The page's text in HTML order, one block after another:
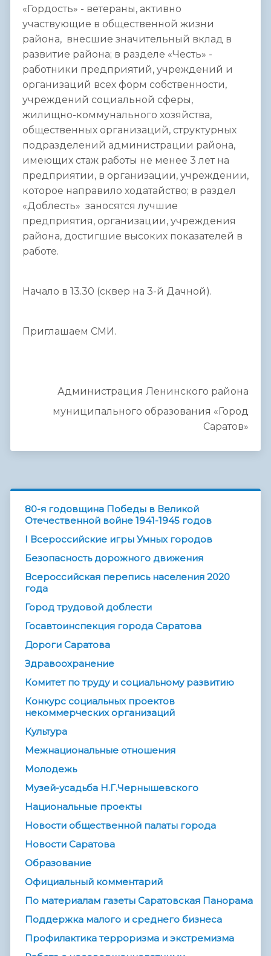
«Гордость» - ветераны, активно
участвующие в общественной жизни
района, внесшие значительный вклад в
развитие района; в разделе «Честь» -
работники предприятий, учреждений и
организаций всех форм собственности,
учреждений социальной сферы,
жилищно-коммунального хозяйства,
общественных организаций, структурных
подразделений администрации района,
имеющих стаж работы не менее 3 лет на
предприятии, в организации, учреждении,
которое направило ходатайство; в раздел
«Доблесть» заносятся лучшие
предприятия, организации, учреждения
района, достигшие высоких показателей в
работе.
Начало в 13.30 (сквер на 3-й Дачной).
Приглашаем СМИ.
Администрация Ленинского района
муниципального образования «Город
Саратов»
80-я годовщина Победы в Великой
Отечественной войне 1941-1945 годов
I Всероссийские игры Умных городов
Безопасность дорожного движения
Всероссийская перепись населения 2020
года
Город трудовой доблести
Госавтоинспекция города Саратова
Дороги Саратова
Здравоохранение
Комитет по труду и социальному развитию
Конкурс социальных проектов
некоммерческих организаций
Культура
Межнациональные отношения
Молодежь
Музей-усадьба Н.Г.Чернышевского
Национальные проекты
Новости общественной палаты города
Новости Саратова
Образование
Официальный комментарий
По материалам газеты Саратовская Панорама
Поддержка малого и среднего бизнеса
Профилактика терроризма и экстремизма